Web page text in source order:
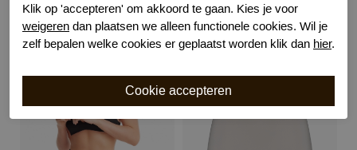
Gerelateerde producten
Klik op 'accepteren' om akkoord te gaan. Kies je voor
weigeren dan plaatsen we alleen functionele cookies. Wil je
zelf bepalen welke cookies er geplaatst worden klik dan hier.